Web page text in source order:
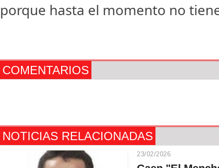
porque hasta el momento no
COMENTARIOS
NOTICIAS RELACIONADAS
23/02/2026